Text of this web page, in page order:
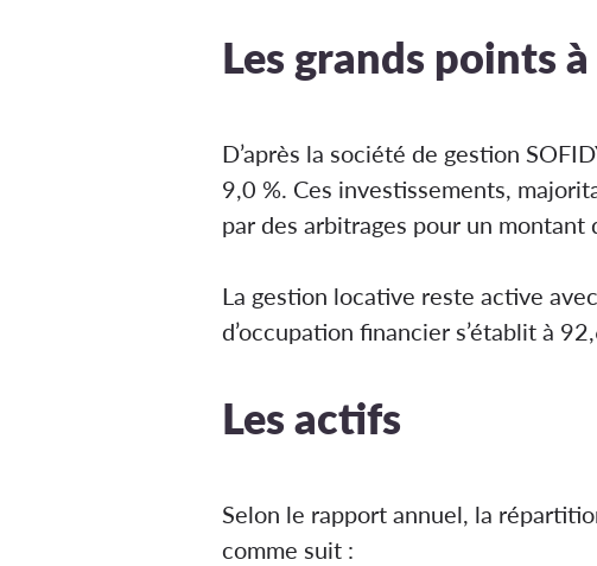
Les grands points
D’après la société de gestion
9,0 %. Ces investissements,
par des arbitrages pour un
La gestion locative reste active
d’occupation financier s’établit à
Les actifs
Selon le rapport annuel, la
comme suit :